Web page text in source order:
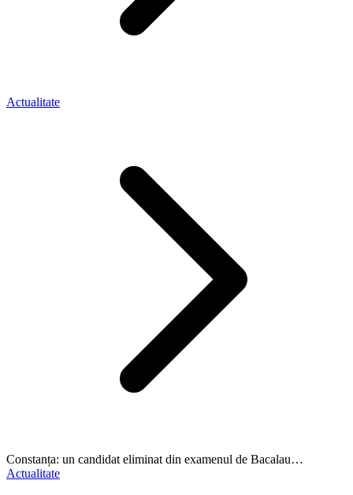
Actualitate
Constanța: un candidat eliminat din examenul de Bacalau…
Actualitate